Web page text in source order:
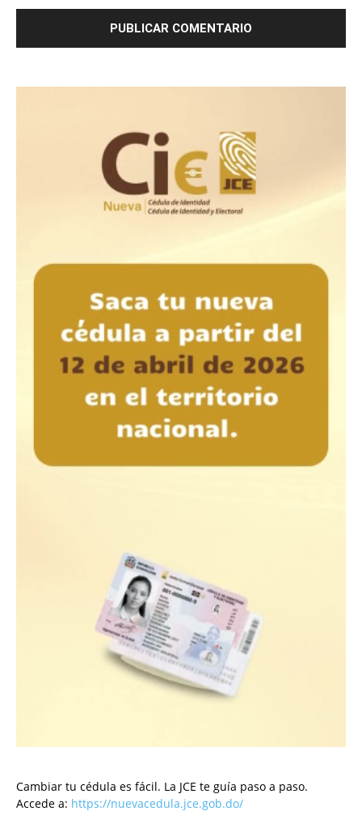
Cambiar tu cédula es fácil. La JCE te guía paso a paso.
Accede a: https://nuevacedula.jce.gob.do/